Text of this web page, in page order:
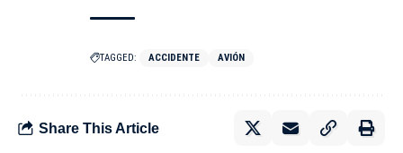
TAGGED: ACCIDENTE AVIÓN
Share This Article